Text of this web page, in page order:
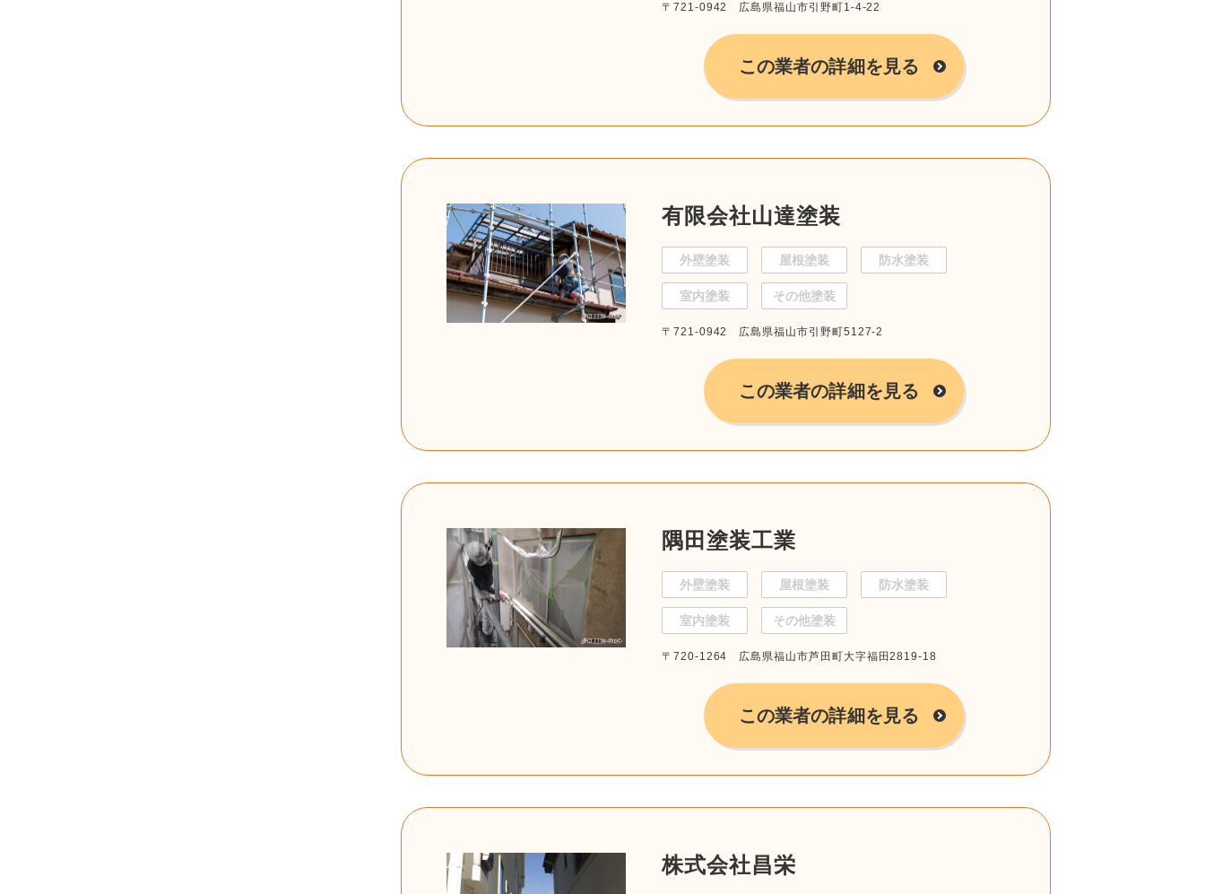
〒721-0942 広島県福山市引野町1-4-22
この業者の詳細を見る
有限会社山達塗装
外壁塗装 屋根塗装 防水塗装
室内塗装 その他塗装
〒721-0942 広島県福山市引野町5127-2
この業者の詳細を見る
隅田塗装工業
外壁塗装 屋根塗装 防水塗装
室内塗装 その他塗装
〒720-1264 広島県福山市芦田町大字福田2819-18
この業者の詳細を見る
株式会社昌栄